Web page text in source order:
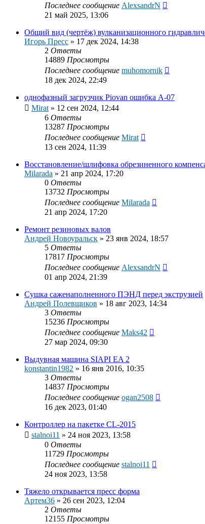
Последнее сообщение AlexsandrN
21 май 2025, 13:06
Общий вид (чертёж) вулканизационного
Игорь Пресс » 17 дек 2024, 14:38
2 Ответы
14889 Просмотры
Последнее сообщение muhomornik
18 дек 2024, 22:49
однофазный загрузчик Piovan ошибка A-07
Mirat» 12 сен 2024, 12:44
6 Ответы
13287 Просмотры
Последнее сообщение Mirat
13 сен 2024, 11:39
Восстановление/шлифовка обрезиненного
Milarada » 21 апр 2024, 17:20
0 Ответы
13732 Просмотры
Последнее сообщение Milarada
21 апр 2024, 17:20
Ремонт резиновых валов
Андрей Новоуральск » 23 янв 2024, 18:57
5 Ответы
17817 Просмотры
Последнее сообщение AlexsandrN
01 апр 2024, 21:39
Сушка саженаполненного ПЭНД перед экструзией
Андрей Полевщиков » 18 авг 2023, 14:34
3 Ответы
15236 Просмотры
Последнее сообщение Maks42
27 мар 2024, 09:30
Выдувная машина SIAPI EA 2
konstantin1982 » 16 янв 2016, 10:35
3 Ответы
14837 Просмотры
Последнее сообщение ogan2508
16 дек 2023, 01:40
Контроллер на пакетке CL-2015
stalnoi11 » 24 ноя 2023, 13:58
0 Ответы
11729 Просмотры
Последнее сообщение stalnoi11
24 ноя 2023, 13:58
Тяжело открывается пресс форма
Артем36 » 26 сен 2023, 12:04
2 Ответы
12155 Просмотры